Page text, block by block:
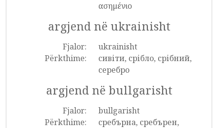
ασημένιο
argjend në ukrainisht
Fjalor:
ukrainisht
Përkthime:
сивіти, срібло, срібний,
серебро
argjend në bullgarisht
Fjalor:
bullgarisht
Përkthime:
сребърна, сребърен,